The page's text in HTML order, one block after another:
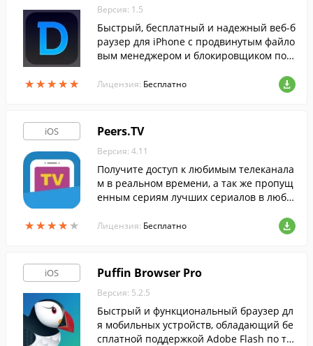
★★★★★
★★★★★
Версия: 1.5
Быстрый, бесплатный и надежный веб-б
раузер для iPhone с продвинутым файло
вым менеджером и блокировщиком поп
Лицензия: Бесплатно
iOS
★★★★★
★★★★★
Peers.TV
Версия: 4.11
Получите доступ к любимым телеканала
м в реальном времени, а так же пропущ
енным сериям лучших сериалов в любо
Лицензия: Бесплатно
iOS Puffin Browser Pro
Версия: 5.2.5
Быстрый и функциональный браузер дл
я мобильных устройств, обладающий бе
сплатной поддержкой Adobe Flash по те